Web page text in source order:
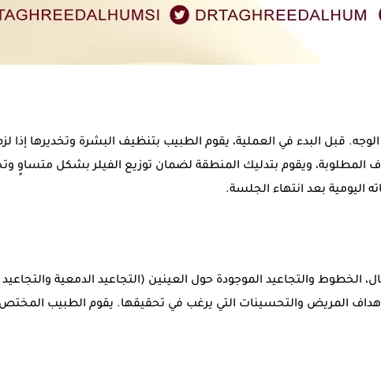
قبل البدء في العملية، يقوم الطبيب بتنظيف البشرة وتخديرها إذا
ويقوم بتدليك المنطقة لضمان توزيع الفيلر بشكل متساوٍ
اليومية بعد انتهاء الجلسة.
والتجاعيد الموجودة حول العينين (التجاعيد الدمعية والتجاعيد
أهداف المريض والتحسينات التي يرغب في تحقيقها. يقوم الطبيب